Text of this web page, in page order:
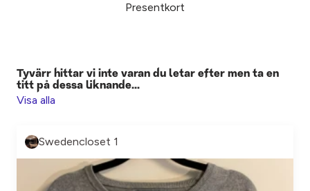
Presentkort
Tyvärr hittar vi inte varan du letar efter men ta en
titt på dessa liknande...
Visa alla
Swedencloset 1